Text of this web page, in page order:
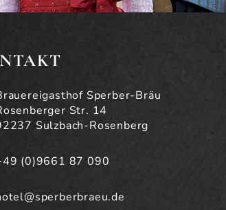
Sperber-Bräu
Str. 14
Sulzbach-Rosenberg
(0)9661 87 090